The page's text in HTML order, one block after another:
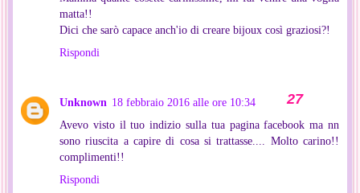
matta!!
Dici che sarò capace anch'io di creare bijoux così graziosi?!
Rispondi
Unknown 18 febbraio 2016 alle ore 10:34
Avevo visto il tuo indizio sulla tua pagina facebook ma nn
sono riuscita a capire di cosa si trattasse.... Molto carino!!
complimenti!!
Rispondi